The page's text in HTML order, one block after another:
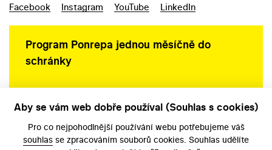
Facebook Instagram YouTube LinkedIn
Program Ponrepa jednou měsíčně do
schránky
Aby se vám web dobře používal (Souhlas s cookies)
Pro co nejpohodlnější používání webu potřebujeme váš
souhlas se zpracováním souborů cookies. Souhlas udělíte